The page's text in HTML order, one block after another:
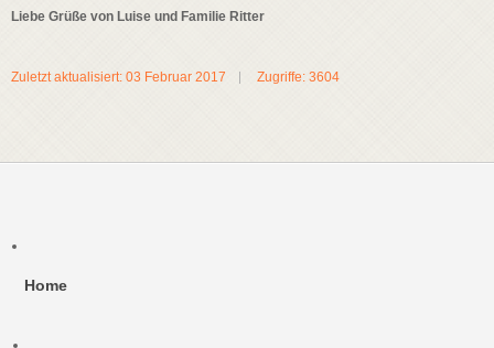
Liebe Grüße von Luise und Familie Ritter
Zuletzt aktualisiert: 03 Februar 2017 Zugriffe: 3604
Home